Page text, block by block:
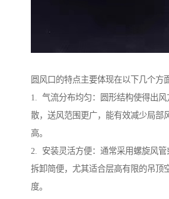
圆风口的特点主要体现在以下几个方
1. 气流分布均匀：圆形结构使得出风
散，送风范围更广，能有效减少局部
高。
2. 安装灵活方便：通常采用螺旋风管
拆卸简便，尤其适合层高有限的吊顶
度。